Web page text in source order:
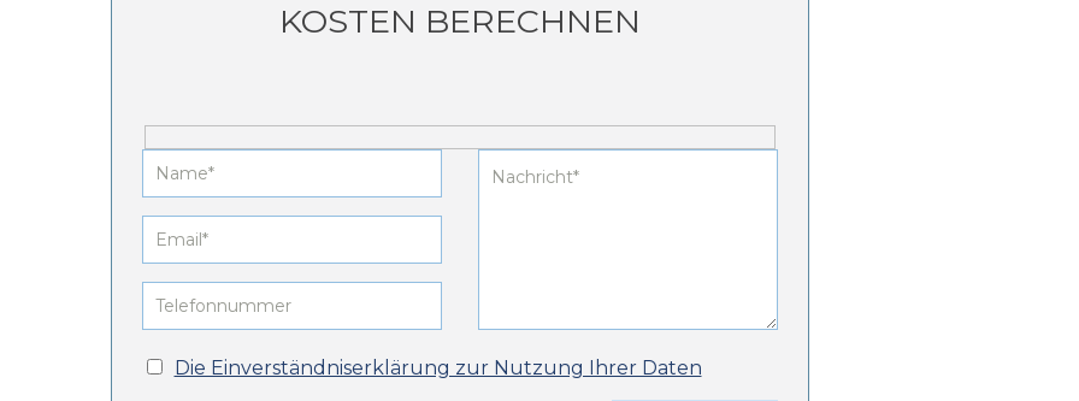
KOSTEN BERECHNEN
Die Einverständniserklärung zur Nutzung Ihrer Daten